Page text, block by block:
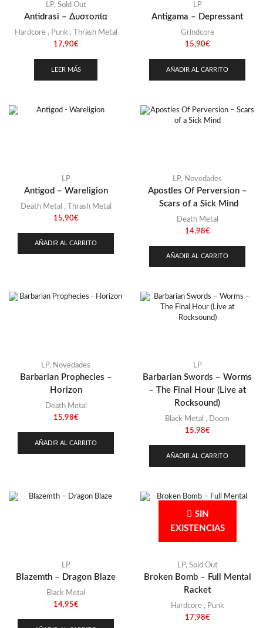
LP, Sold Out
Antidrasi – Δυστοπία
Hardcore, Punk ,
Thrash Metal
17,90€
LEER MÁS
LP
Antigama – Depressant
Grindcore
15,90€
AÑADIR AL CARRITO
LP
Antigod – Wareligion
Death Metal ,
Thrash Metal
15,90€
AÑADIR AL CARRITO
LP, Novedades
Apostles Of Perversion –
Scars of a Sick Mind
Death Metal
14,98€
AÑADIR AL CARRITO
LP, Novedades
Barbarian Prophecies –
Horizon
Death Metal
15,98€
AÑADIR AL CARRITO
LP
Barbarian Swords – Worms
– The Final Hour (Live at
Rocksound)
Black Metal , Doom
15,98€
AÑADIR AL CARRITO
LP
Blazemth – Dragon Blaze
Black Metal
14,95€
SIN
EXISTENCIAS
LP, Sold Out
Broken Bomb – Full Mental
Racket
Hardcore, Punk
17,98€